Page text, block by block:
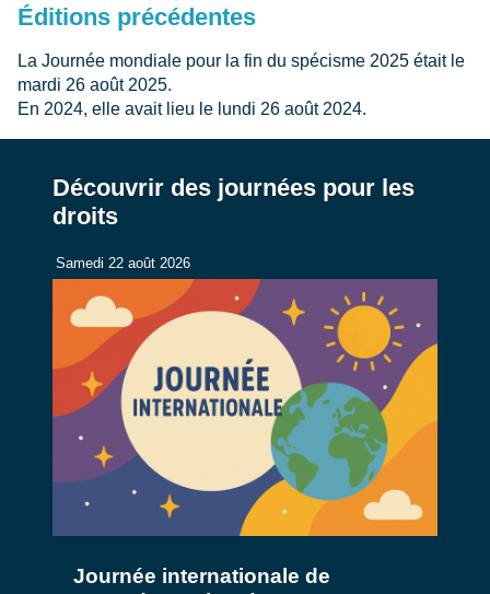
Éditions précédentes
La Journée mondiale pour la fin du spécisme 2025 était le
mardi 26 août 2025.
En 2024, elle avait lieu le lundi 26 août 2024.
Découvrir des journées pour les
droits
Samedi 22 août 2026
Journée internationale de